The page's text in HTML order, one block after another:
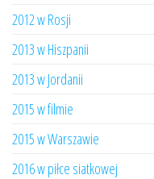
2012 w Rosji
2013 w Hiszpanii
2013 w Jordanii
2015 w filmie
2015 w Warszawie
2016 w piłce siatkowej